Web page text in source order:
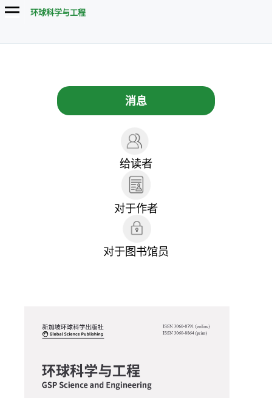
环球科学与工程
消息
给读者
对于作者
对于图书馆员